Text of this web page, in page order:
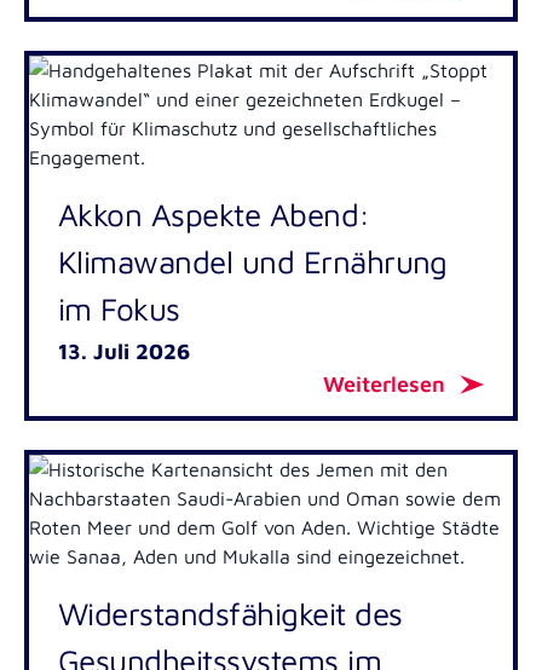
Akkon Aspekte Abend:
Klimawandel und Ernährung
im Fokus
13. Juli 2026
Weiterlesen
Widerstandsfähigkeit des
Gesundheitssystems im